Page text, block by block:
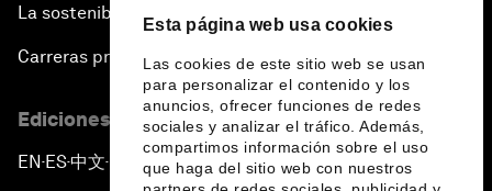
Esta página web usa cookies
Las cookies de este sitio web se usan
para personalizar el contenido y los
anuncios, ofrecer funciones de redes
sociales y analizar el tráfico. Además,
compartimos información sobre el uso
que haga del sitio web con nuestros
La sostenibilidad en el Foro
Carreras profesionales
Ediciones en otros idiomas
EN ▪ES▪中文▪ 日本語